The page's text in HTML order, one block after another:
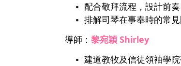
配合敬拜流程，設計前
排解司琴在事奉時的常
導師：黎宛穎 Shirley
建道教牧及信徒領袖學